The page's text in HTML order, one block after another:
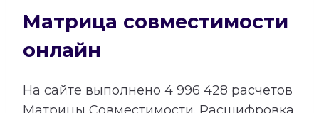
Матрица совместимости
онлайн
На сайте выполнено 4 996 428 расчетов